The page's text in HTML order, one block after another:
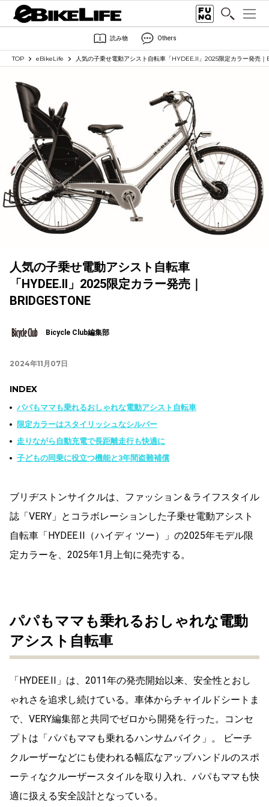
読み物 Others
TOP eBikeLife 人気の子乗せ電動アシスト自転車「HYDEE.II」2025限定カラー発売
人気の子乗せ電動アシスト自転車
「HYDEE.II」2025限定カラー発売｜
BRIDGESTONE
Bicycle Club編集部
2024年11月07日
INDEX
パパもママも乗れるおしゃれな電動アシスト自転車
限定カラーはスタイリッシュなシルバー
走りながら自動充電で長距離走行も快適に
子どもの同乗に役立つ機能と3年間盗難補償
ブリヂストンサイクルは、ファッション＆ライフスタイル
誌「VERY」とコラボレーションした子乗せ電動アシスト
自転車「HYDEE.II（ハイディ ツー）」の2025年モデル限
定カラーを、2025年1月上旬に発売する。
パパもママも乗れるおしゃれな電動
アシスト自転車
「HYDEE.II」は、2011年の発売開始以来、安全性とおし
ゃれさを追求し続けている。車体からチャイルドシートま
で、VERY編集部と共同でゼロから開発を行った。コンセ
プトは「パパもママも乗れるハンサムバイク」。 ビーチ
クルーザーなどにも使われる幅広なアップハンドルのスポ
ーティなクルーザースタイルを取り入れ、パパもママも快
適に扱える安全設計となっている。